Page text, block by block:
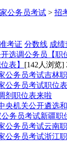
公务员考试 > 招
考证 分数线 成绩
选调公务员【职
表】 [142人浏览]
公务员考试吉林
公务员考试职位
剂职位表来啦
央机关公开遴选
公务员考试新疆职
公务员考试云南
公务员考试浙江